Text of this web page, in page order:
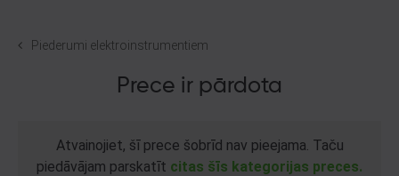
Piederumi elektroinstrumentiem
Prece ir pārdota
Atvainojiet, šī prece šobrīd nav pieejama. Taču
piedāvājam parskatīt citas šīs kategorijas preces.